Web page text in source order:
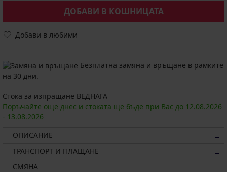
ДОБАВИ В КОШНИЦАТА
Добави в любими
Безплатна замяна и връщане в рамките
на 30 дни.
Стока за изпращане ВЕДНАГА
Поръчайте още днес и стоката ще бъде при Вас до 12.08.2026
- 13.08.2026
ОПИСАНИЕ
ТРАНСПОРТ И ПЛАЩАНЕ
СМЯНА